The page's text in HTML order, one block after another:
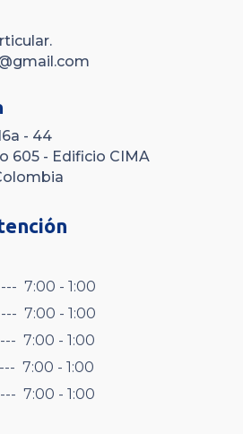
- 44
605 - Edificio CIMA
7:00 - 1:00
7:00 - 1:00
7:00 - 1:00
7:00 - 1:00
7:00 - 1:00